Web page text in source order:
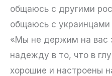
общаюсь с другими
общаюсь с украинцами
«Мы не держим на вас
надежду в то, что в
хорошие и настроены